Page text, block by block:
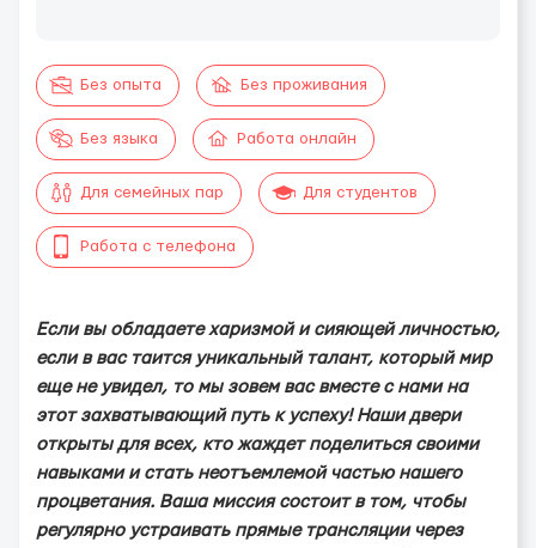
Без опыта Без проживания
Без языка Работа онлайн
Для семейных пар Для студентов
Работа с телефона
Если вы обладаете харизмой и сияющей личностью,
если в вас таится уникальный талант, который мир
еще не увидел, то мы зовем вас вместе с нами на
этот захватывающий путь к успеху! Наши двери
открыты для всех, кто жаждет поделиться своими
навыками и стать неотъемлемой частью нашего
процветания. Ваша миссия состоит в том, чтобы
регулярно устраивать прямые трансляции через